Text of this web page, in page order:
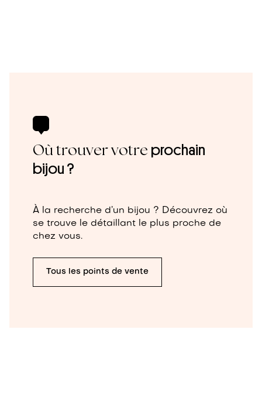
Où trouver votre prochain
bijou ?
À la recherche d’un bijou ? Découvrez où
se trouve le détaillant le plus proche de
chez vous.
Tous les points de vente